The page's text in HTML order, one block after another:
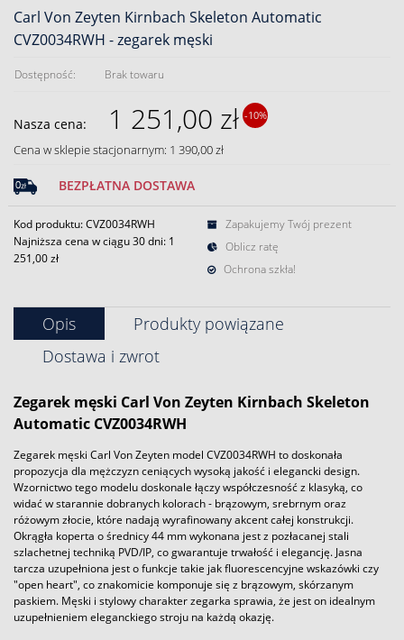
Carl Von Zeyten Kirnbach Skeleton Automatic
CVZ0034RWH - zegarek męski
Dostępność: Brak towaru
Nasza cena: 1 251,00 zł -10%
Cena w sklepie stacjonarnym: 1 390,00 zł
BEZPŁATNA DOSTAWA
Kod produktu: CVZ0034RWH
Najniższa cena w ciągu 30 dni: 1
251,00 zł
Zapakujemy Twój prezent
Oblicz ratę
Ochrona szkła!
Opis
Produkty powiązane
Dostawa i zwrot
Zegarek męski Carl Von Zeyten Kirnbach Skeleton
Automatic CVZ0034RWH
Zegarek męski Carl Von Zeyten model CVZ0034RWH to doskonała
propozycja dla mężczyzn ceniących wysoką jakość i elegancki design.
Wzornictwo tego modelu doskonale łączy współczesność z klasyką, co
widać w starannie dobranych kolorach - brązowym, srebrnym oraz
różowym złocie, które nadają wyrafinowany akcent całej konstrukcji.
Okrągła koperta o średnicy 44 mm wykonana jest z pozłacanej stali
szlachetnej techniką PVD/IP, co gwarantuje trwałość i elegancję. Jasna
tarcza uzupełniona jest o funkcje takie jak fluorescencyjne wskazówki czy
"open heart", co znakomicie komponuje się z brązowym, skórzanym
paskiem. Męski i stylowy charakter zegarka sprawia, że jest on idealnym
uzupełnieniem eleganckiego stroju na każdą okazję.